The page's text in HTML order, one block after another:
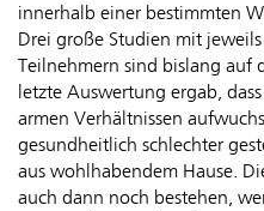
innerhalb einer bestimmten
Drei große Studien mit
Teilnehmern sind bislang auf
letzte Auswertung ergab,
armen Verhältnissen
gesundheitlich schlechter
aus wohlhabendem Hause.
auch dann noch bestehen,